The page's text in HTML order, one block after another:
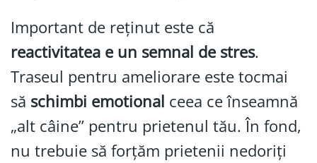
Important de reținut este că
reactivitatea e un semnal de stres.
Traseul pentru ameliorare este tocmai
să schimbi emotional ceea ce înseamnă
„alt câine” pentru prietenul tău. În fond,
nu trebuie să forțăm prietenii nedoriți